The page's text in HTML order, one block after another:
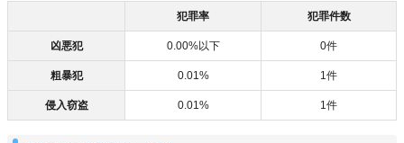
犯罪率 犯罪件数
凶悪犯 0.00%以下 0件
粗暴犯 0.01% 1件
侵入窃盗 0.01% 1件